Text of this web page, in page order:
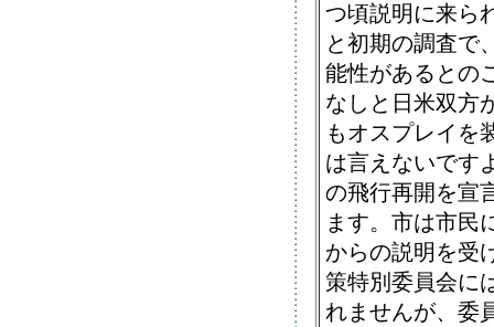
つ頃説明に来ら
と初期の調査で
能性があるとの
なしと日米双方
もオスプレイを
は言えないです
の飛行再開を宣
ます。市は市民
からの説明を受
策特別委員会に
れませんが、委